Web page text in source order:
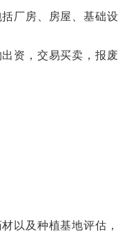
房、房屋、基础设
，交易买卖，报废
及种植基地评估，